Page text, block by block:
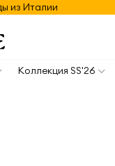
из Италии
Коллекция SS'26